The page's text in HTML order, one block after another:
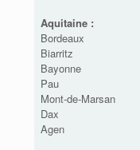
Aquitaine :
Bordeaux
Biarritz
Bayonne
Pau
Mont-de-Marsan
Dax
Agen